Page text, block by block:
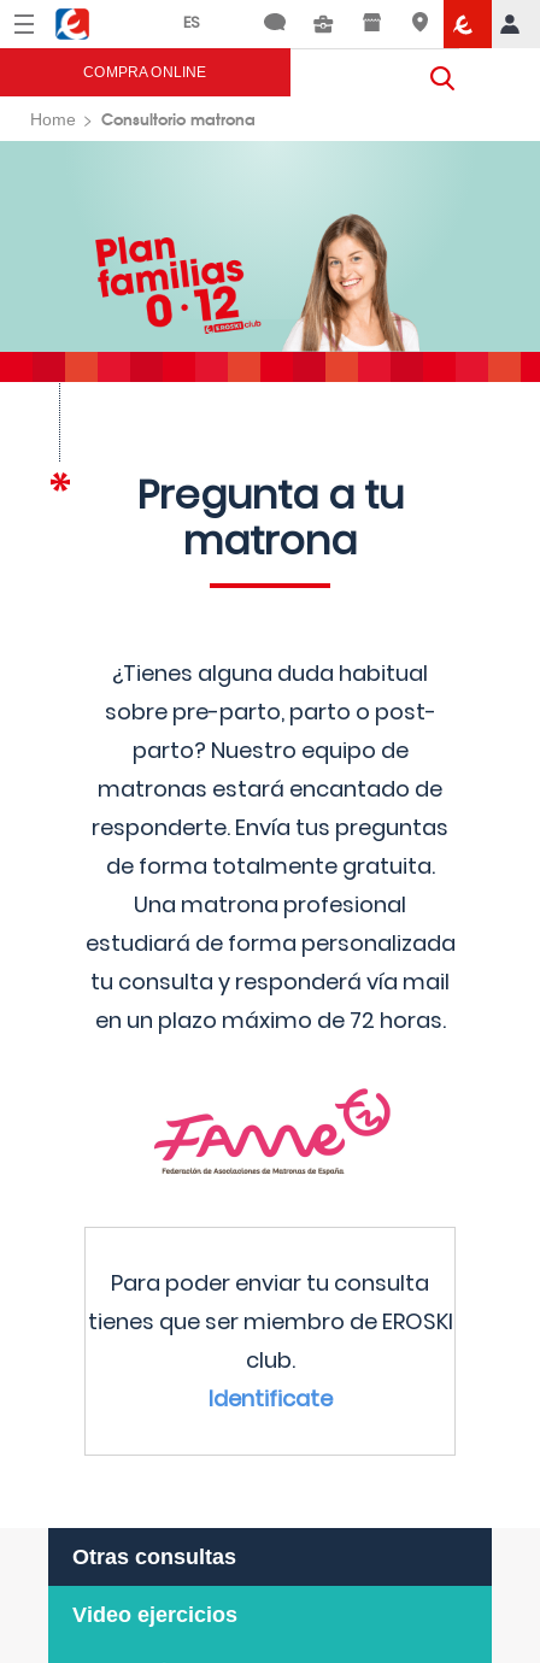
Menú Eroski
COMPRA ONLINE
Home Consultorio matrona
Pregunta a tu
matrona
¿Tienes alguna duda habitual
sobre pre-parto, parto o post-
parto? Nuestro equipo de
matronas estará encantado de
responderte. Envía tus preguntas
de forma totalmente gratuita.
Una matrona profesional
estudiará de forma personalizada
tu consulta y responderá vía mail
en un plazo máximo de 72 horas.
Para poder enviar tu consulta
tienes que ser miembro de EROSKI
club.
Identificate
Otras consultas
Video ejercicios